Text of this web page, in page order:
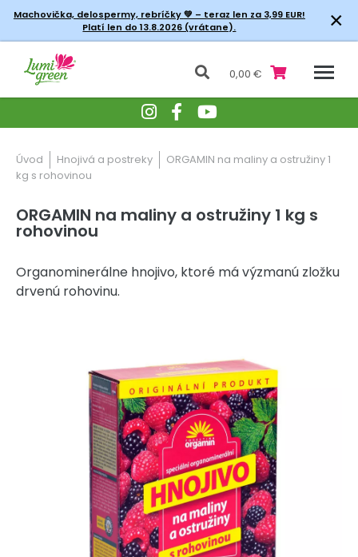
Machovička, delospermy, rebríčky💚 – teraz len za 3,99 EUR!
Platí len do 13.8.2026 (vrátane).
×
0,00 €
Úvod Hnojivá a postreky
ORGAMIN na maliny a ostružiny 1
kg s rohovinou
ORGAMIN na maliny a ostružiny 1 kg s
rohovinou
Organominerálne hnojivo, ktoré má výzmanú zložku
drvenú rohovinu.